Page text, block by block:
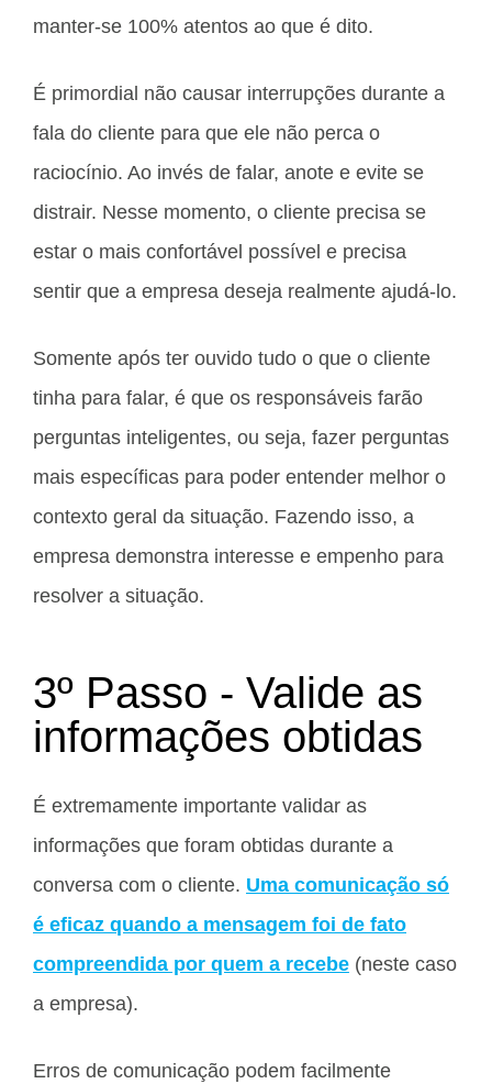
manter-se 100% atentos ao que é dito.
É primordial não causar interrupções durante a
fala do cliente para que ele não perca o
raciocínio. Ao invés de falar, anote e evite se
distrair. Nesse momento, o cliente precisa se
estar o mais confortável possível e precisa
sentir que a empresa deseja realmente ajudá-lo.
Somente após ter ouvido tudo o que o cliente
tinha para falar, é que os responsáveis farão
perguntas inteligentes, ou seja, fazer perguntas
mais específicas para poder entender melhor o
contexto geral da situação. Fazendo isso, a
empresa demonstra interesse e empenho para
resolver a situação.
3º Passo - Valide as
informações obtidas
É extremamente importante validar as
informações que foram obtidas durante a
conversa com o cliente. Uma comunicação só
é eficaz quando a mensagem foi de fato
compreendida por quem a recebe (neste caso
a empresa).
Erros de comunicação podem facilmente